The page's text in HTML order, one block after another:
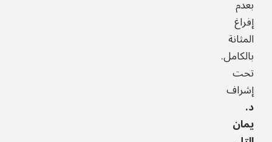
بعدم
إفراغ
المثانة
بالكامل.
تحت
إشراف
د.
يمان